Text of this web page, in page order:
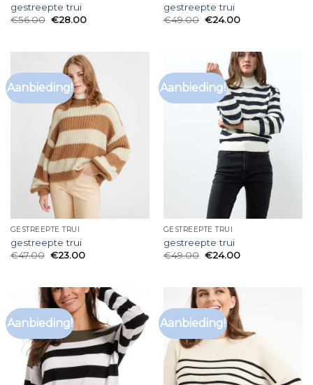
gestreepte trui
€56.00 €28.00
gestreepte trui
€49.00 €24.00
Aanbieding!
GESTREEPTE TRUI
gestreepte trui
€47.00 €23.00
Aanbieding!
GESTREEPTE TRUI
gestreepte trui
€49.00 €24.00
Aanbieding! Aanbieding!